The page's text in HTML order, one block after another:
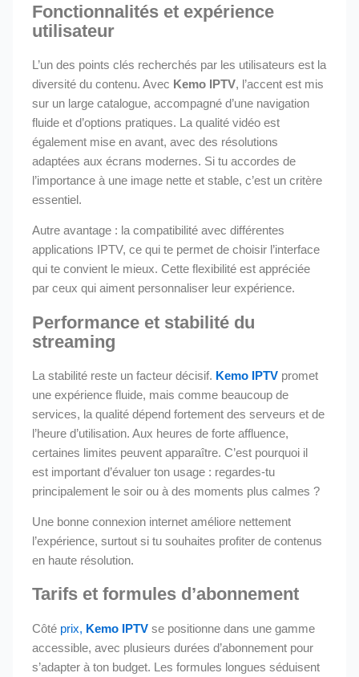
Fonctionnalités et expérience
utilisateur
L’un des points clés recherchés par les utilisateurs est la
diversité du contenu. Avec Kemo IPTV, l’accent est mis
sur un large catalogue, accompagné d’une navigation
fluide et d’options pratiques. La qualité vidéo est
également mise en avant, avec des résolutions
adaptées aux écrans modernes. Si tu accordes de
l’importance à une image nette et stable, c’est un critère
essentiel.
Autre avantage : la compatibilité avec différentes
applications IPTV, ce qui te permet de choisir l’interface
qui te convient le mieux. Cette flexibilité est appréciée
par ceux qui aiment personnaliser leur expérience.
Performance et stabilité du
streaming
La stabilité reste un facteur décisif. Kemo IPTV promet
une expérience fluide, mais comme beaucoup de
services, la qualité dépend fortement des serveurs et de
l’heure d’utilisation. Aux heures de forte affluence,
certaines limites peuvent apparaître. C’est pourquoi il
est important d’évaluer ton usage : regardes-tu
principalement le soir ou à des moments plus calmes ?
Une bonne connexion internet améliore nettement
l’expérience, surtout si tu souhaites profiter de contenus
en haute résolution.
Tarifs et formules d’abonnement
Côté prix, Kemo IPTV se positionne dans une gamme
accessible, avec plusieurs durées d’abonnement pour
s’adapter à ton budget. Les formules longues séduisent